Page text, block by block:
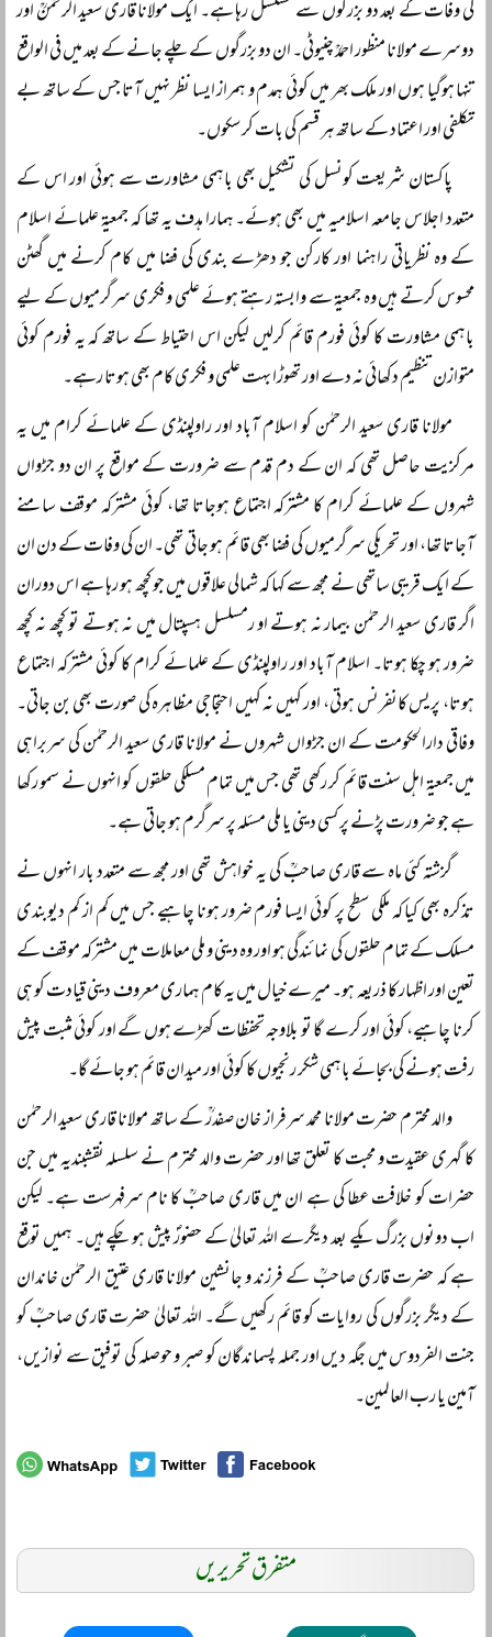
کی وفات کے بعد دو بزرگوں سے مسلسل رہا ہے۔ ایک مولانا قاری سعید الرحمٰنؒ اور
دوسرے مولانا منظور احمدؒ چنیوٹی۔ ان دو بزرگوں کے چلے جانے کے بعد میں فی الواقع
تنہا ہوگیا ہوں اور ملک بھر میں کوئی ہمدم و ہمراز ایسا نظر نہیں آتا جس کے ساتھ بے
تکلفی اور اعتماد کے ساتھ ہر قسم کی بات کر سکوں۔
پاکستان شریعت کونسل کی تشکیل بھی باہمی مشاورت سے ہوئی اور اس کے
متعدد اجلاس جامعہ اسلامیہ میں بھی ہوئے۔ ہمارا ہدف یہ تھا کہ جمعیۃ علمائے اسلام
کے وہ نظریاتی راہنما اور کارکن جو دھڑے بندی کی فضا میں کام کرنے میں گھٹن
محسوس کرتے ہیں وہ جمعیۃ سے وابستہ رہتے ہوئے علمی و فکری سرگرمیوں کے لیے
باہمی مشاورت کا کوئی فورم قائم کرلیں لیکن اس احتیاط کے ساتھ کہ یہ فورم کوئی
متوازن تنظیم دکھائی نہ دے اور تھوڑا بہت علمی و فکری کام بھی ہوتا رہے۔
مولانا قاری سعید الرحمٰن کو اسلام آباد اور راولپنڈی کے علمائے کرام میں یہ
مرکزیت حاصل تھی کہ ان کے دم قدم سے ضرورت کے مواقع پر ان دو جڑواں
شہروں کے علمائے کرام کا مشترکہ اجتماع ہوجاتا تھا، کوئی مشترکہ موقف سامنے
آجاتا تھا، اور تحریکی سرگرمیوں کی فضا بھی قائم ہو جاتی تھی۔ ان کی وفات کے دن ان
کے ایک قریبی ساتھی نے مجھ سے کہا کہ شمالی علاقوں میں جو کچھ ہو رہا ہے اس دوران
اگر قاری سعید الرحمٰن بیمار نہ ہوتے او رمسلسل ہسپتال میں نہ ہوتے تو کچھ نہ کچھ
ضرور ہو چکا ہوتا۔ اسلام آباد اور راولپنڈی کے علمائے کرام کا کوئی مشترکہ اجتماع
ہوتا، پریس کانفرنس ہوتی، اور کہیں نہ کہیں احتجاجی مظاہرہ کی صورت بھی بن جاتی۔
وفاقی دارالحکومت کے ان جڑواں شہروں نے مولانا قاری سعید الرحمٰن کی سربراہی
میں جمعیۃ اہل سنت قائم کر رکھی تھی جس میں تمام مسلکی حلقوں کو انہوں نے سمو رکھا
ہے جو ضرورت پڑنے پر کسی دینی یا ملی مسئلہ پر سرگرم ہو جاتی ہے۔
گزشتہ کئی ماہ سے قاری صاحبؒ کی یہ خواہش تھی اور مجھ سے متعدد بار انہوں نے
تذکرہ بھی کیا کہ ملکی سطح پر کوئی ایسا فورم ضرور ہونا چاہیے جس میں کم از کم دیوبندی
مسلک کے تمام حلقوں کی نمائندگی ہو اور وہ دینی و ملی معاملات میں مشترکہ موقف کے
تعین اور اظہار کا ذریعہ ہو۔ میرے خیال میں یہ کام ہماری معروف دینی قیادت کو ہی
کرنا چاہیے، کوئی اور کرے گا تو بلاوجہ تحفظات کھڑے ہوں گے اور کوئی مثبت پیش
رفت ہونے کی بجائے باہمی شکر رنجیوں کا کوئی اور میدان قائم ہو جائے گا۔
والد محترم حضرت مولانا محمد سرفراز خان صفدرؒ کے ساتھ مولانا قاری سعید الرحمٰن
کا گہری عقیدت و محبت کا تعلق تھا اور حضرت والد محترم نے سلسلہ نقشبندیہ میں جن
حضرات کو خلافت عطا کی ہے ان میں قاری صاحبؒ کا نام سرفہرست ہے۔ لیکن
اب دونوں بزرگ یکے بعد دیگرے اللہ تعالیٰ کے حضورؐ پیش ہو چکے ہیں۔ ہمیں توقع
ہے کہ حضرت قاری صاحبؒ کے فرزند و جانشین مولانا قاری عتیق الرحمٰن خاندان
کے دیگر بزرگوں کی روایات کو قائم رکھیں گے۔ اللہ تعالیٰ حضرت قاری صاحبؒ کو
جنت الفردوس میں جگہ دیں اور جملہ پسماندگان کو صبر و حوصلہ کی توفیق سے نوازیں،
آمین یا رب العالمین۔
متفرق تحریریں